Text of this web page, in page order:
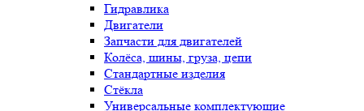
Гидравлика
Двигатели
Запчасти для двигателей
Колёса, шины, груза, цепи
Стандартные изделия
Стёкла
Универсальные комплектующие